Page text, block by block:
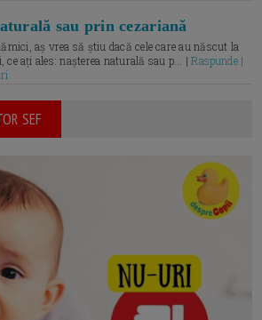
sau prin cezariană
aș vrea să știu dacă cele care au născut la
ce ați ales: nașterea naturală sau p... |Raspunde |
SEF